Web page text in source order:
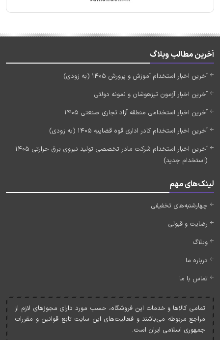
آخرین مطالب وبلاگ
آخرین اخبار استخدام آموزش و پرورش 1405 (به زودی)
آخرین اخبار آزمون تیزهوشان و نمونه دولتی
آخرین اخبار استخدامی منطقه آزاد تجاری صنعتی 1405
آخرین اخبار استخدام کادر اداری قوه قضاییه 1405 (به زودی)
آخرین اخبار استخدام شرکت مادر تخصصی تولید نیروی برق حرارتی 1405
(استخدام جدید)
لینک‌های مهم
چهارشنبه‌های تخفیفی
رضایت و قبولی
وبلاگ
درباره ما
تماس با ما
تمامی کالاها و خدمات اين فروشگاه، حسب مورد دارای مجوزهای لازم از
مراجع مربوطه می‌باشند و فعاليت‌های اين سايت تابع قوانين و مقررات
جمهوری اسلامی ايران است.